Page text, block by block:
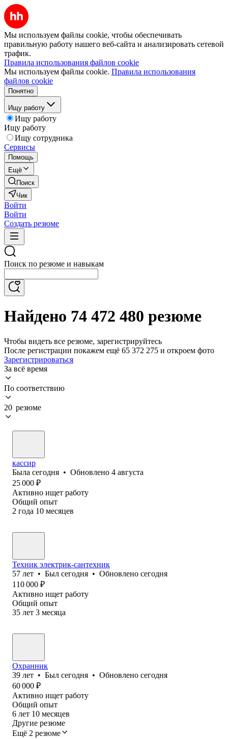
Мы используем файлы cookie, чтобы обеспечивать
правильную работу нашего веб-сайта и анализировать сетевой
трафик.
Правила использования файлов cookie
Мы используем файлы cookie. Правила использования
файлов cookie
Понятно
Ищу работу
Ищу работу
Ищу работу
Ищу сотрудника
Сервисы
Помощь
Ещё
Поиск
Чик
Войти
Войти
Создать резюме
Поиск по резюме и навыкам
Найдено 74 472 480 резюме
Чтобы видеть все резюме, зарегистрируйтесь
После регистрации покажем ещё 65 372 275 и откроем фото
Зарегистрироваться
За всё время
По соответствию
20 резюме
кассир
Была сегодня • Обновлено 4 августа
25 000 ₽
Активно ищет работу
Общий опыт
2 года 10 месяцев
Техник электрик-сантехник
57 лет • Был сегодня • Обновлено сегодня
110 000 ₽
Активно ищет работу
Общий опыт
35 лет 3 месяца
Охранник
39 лет • Был сегодня • Обновлено сегодня
60 000 ₽
Активно ищет работу
Общий опыт
6 лет 10 месяцев
Другие резюме
Ещё 2 резюме